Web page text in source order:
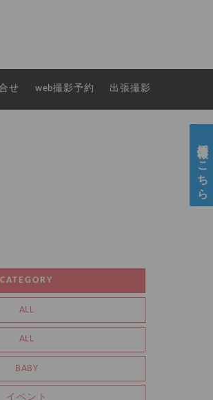
せ web撮影予約 出張撮影
CATEGORY
ALL
ALL
BABY
イベント
採用情報はこちら